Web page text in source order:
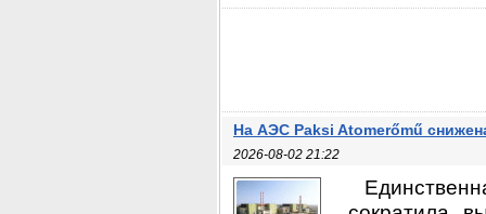
На АЭС Paksi Atomerőmű
2026-08-02 21:22